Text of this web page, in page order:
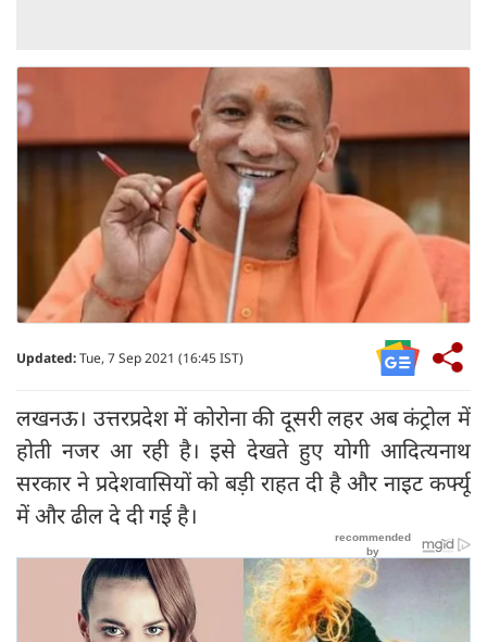
Updated:Tue, 7 Sep 2021 (16:45 IST)
लखनऊ। उत्तरप्रदेश में कोरोना की दूसरी लहर अब कंट्रोल में
होती नजर आ रही है। इसे देखते हुए योगी आदित्यनाथ
सरकार ने प्रदेशवासियों को बड़ी राहत दी है और नाइट कर्फ्यू
में और ढील दे दी गई है।